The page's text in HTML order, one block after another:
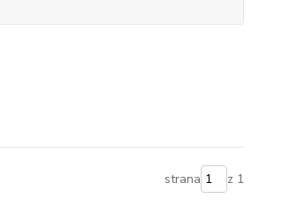
strana z 1